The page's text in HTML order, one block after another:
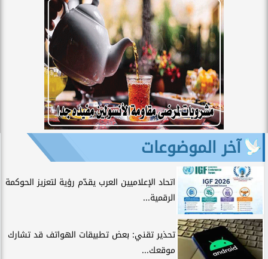
آخر الموضوعات
اتحاد الإعلاميين العرب يقدّم رؤية لتعزيز الحوكمة
الرقمية...
تحذير تقني: بعض تطبيقات الهواتف قد تشارك
موقعك...